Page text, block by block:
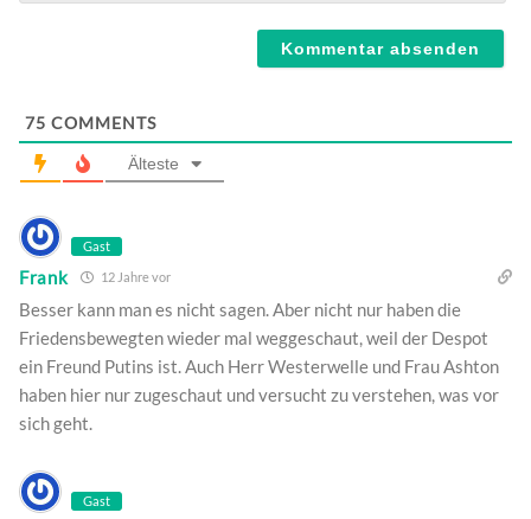
75 COMMENTS
Älteste
Gast
Frank 12 Jahre vor
Besser kann man es nicht sagen. Aber nicht nur haben die
Friedensbewegten wieder mal weggeschaut, weil der Despot
ein Freund Putins ist. Auch Herr Westerwelle und Frau Ashton
haben hier nur zugeschaut und versucht zu verstehen, was vor
sich geht.
Gast